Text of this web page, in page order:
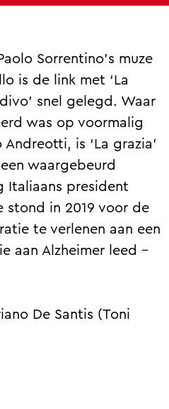
Sorrentino’s muze
is de link met ‘La
snel gelegd. Waar
was op voormalig
is ‘La grazia’
waargebeurd
Italiaans president
stond in 2019 voor de
te verlenen aan een
aan Alzheimer leed –
De Santis (Toni